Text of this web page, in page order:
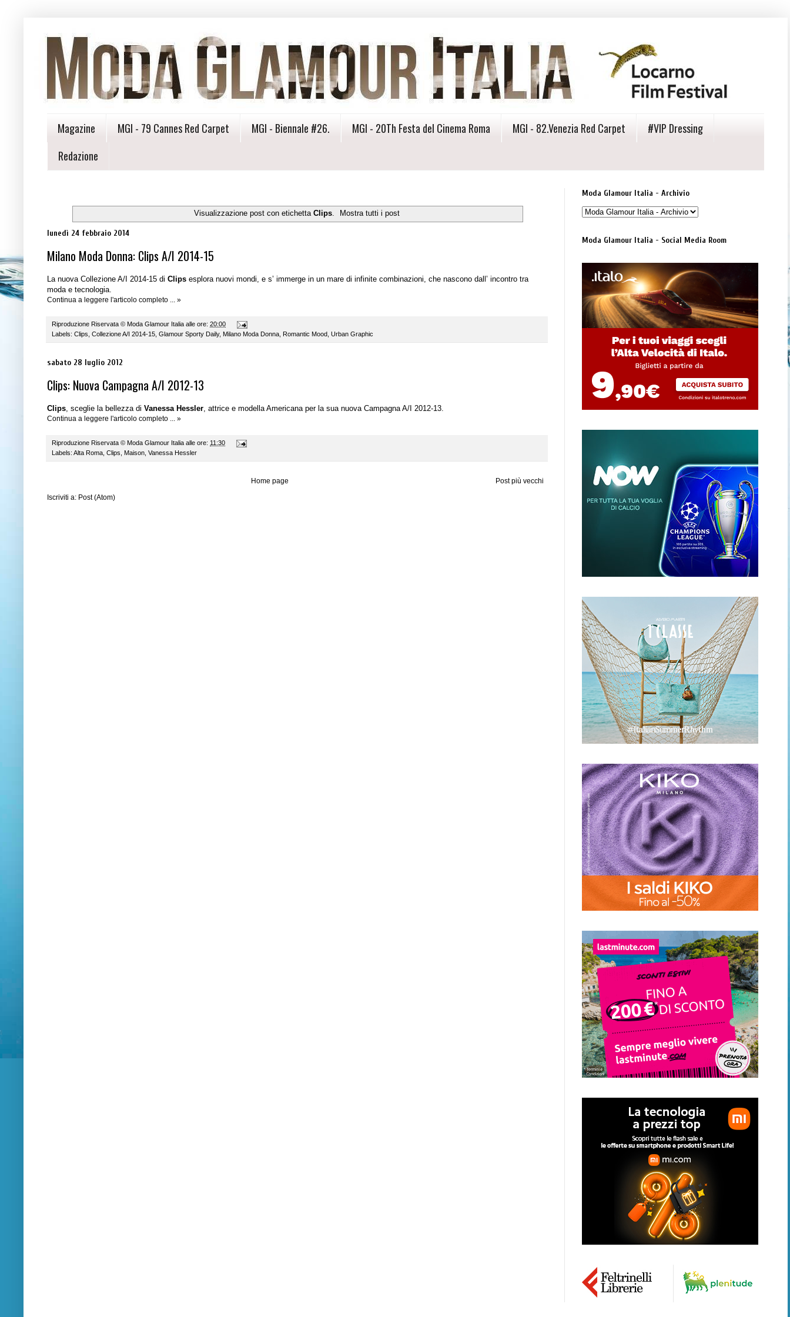
Magazine MGI - 79 Cannes Red Carpet MGI - Biennale #26. MGI - 20Th Festa del Cinema Roma MGI - 82.Venezia Red Carpet
#VIP Dressing
Redazione
Visualizzazione post con etichetta Clips. Mostra tutti i post
lunedì 24 febbraio 2014
Milano Moda Donna: Clips A/I 2014-15
La nuova Collezione A/I 2014-15 di Clips esplora nuovi mondi, e s’ immerge in un mare di infinite combinazioni, che nascono dall’ incontro tra
moda e tecnologia.
Continua a leggere l'articolo completo ... »
Riproduzione Riservata © Moda Glamour Italia alle ore: 20:00
Labels: Clips Collezione A/I 2014-15 Glamour Sporty Daily, Milano Moda Donna Romantic Mood Urban Graphic
sabato 28 luglio 2012
Clips: Nuova Campagna A/I 2012-13
Clips, sceglie la bellezza di Vanessa Hessler, attrice e modella Americana per la sua nuova Campagna A/I 2012-13.
Continua a leggere l'articolo completo ... »
Riproduzione Riservata © Moda Glamour Italia alle ore: 11:30
Labels: Alta Roma, Clips, Maison, Vanessa Hessler
Post più vecchi
Home page
Iscriviti a: Post (Atom)
Moda Glamour Italia - Archivio
Moda Glamour Italia - Social Media Room